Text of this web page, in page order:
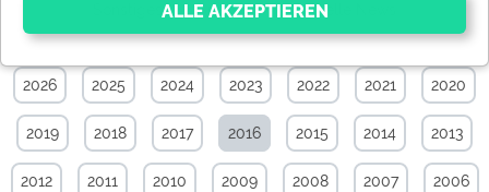
Specials Aktuelle News
2026 2025 2024 2023 2022 2021 2020
2019 2018 2017 2016 2015 2014 2013
2012 2011 2010 2009 2008 2007 2006
Essenziell
Essenzielle Cookies ermöglichen grundlegende
Funktionen und sind für die einwandfreie Funktion der
werden Teile der Websitenicht funktionieren.